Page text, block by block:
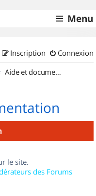
Menu
Connexion
Inscription
Aide et documentation
le site.
des Forums